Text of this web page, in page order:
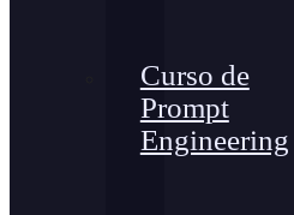
Curso de
Prompt
Engineering